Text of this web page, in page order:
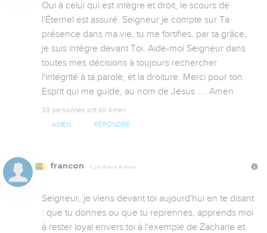
Oui à celui qui est intègre et droit, le scours de
l'Éternel est assuré. Seigneur je compte sur Ta
présence dans ma vie, tu me fortifies, par ta grâce,
je suis intègre devant Toi. Aide-moi Seigneur dans
toutes mes décisions à toujours rechercher
l'intégrité à ta parole, et la droiture. Merci pour ton
Esprit qui me guide, au nom de Jésus .... Amen
33 personnes ont dit Amen
AMEN RÉPONDRE
francon Il y a 13 ans, 6 mois
Seigneur, je viens devant toi aujourd'hui en te disant
: que tu donnes ou que tu reprennes, apprends moi
à rester loyal envers toi à l'exemple de Zacharie et